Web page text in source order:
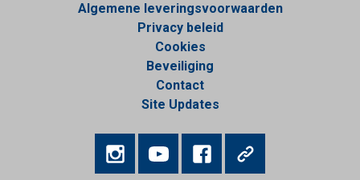
Algemene leveringsvoorwaarden
Privacy beleid
Cookies
Beveiliging
Contact
Site Updates